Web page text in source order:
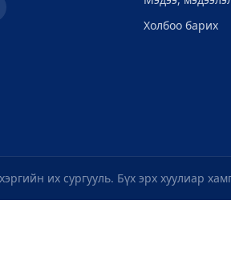
Холбоо барих
их сургууль. Бүх эрх хуулиар